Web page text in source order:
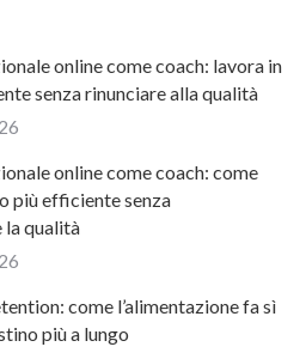
online come coach: lavora in
senza rinunciare alla qualità
online come coach: come
più efficiente senza
qualità
come l’alimentazione fa sì
più a lungo